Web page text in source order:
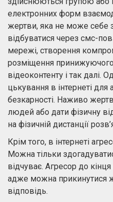
електронних форм
жертви, яка не може себе
відбуватися через смс-
мережі, створення
розміщення
відеоконтенту і так далі.
цькування в інтернеті для
безкарності. Наживо
людей або дати фізичну
на фізичній дистанції
Крім того, в інтернеті
Можна тільки
відчуває. Агресор до
адже можна прикинутися
відповідь.